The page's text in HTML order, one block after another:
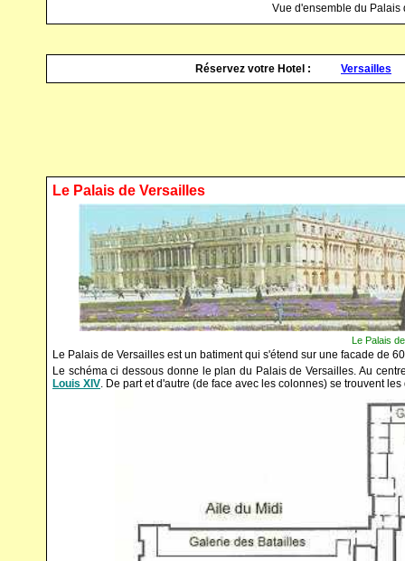
Vue d'ensemble du Palais
Réservez votre Hotel : Versailles
Le Palais de Versailles
Le Palais
Le Palais de Versailles est un batiment qui s'étend sur une facade de
Le schéma ci dessous donne le plan du Palais de Versailles. Au
Louis XIV. De part et d'autre (de face avec les colonnes) se trouvent